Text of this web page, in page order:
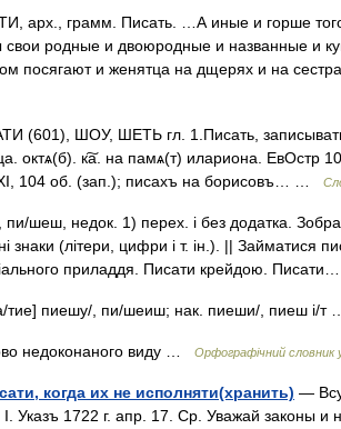
арх., грамм. Писать. …А иные и горше
свои родные и двоюродные и названные и
посягают и женятца на дщерях и на
(601), ШОУ, ШЕТЬ гл. 1.Писать,
октѧ(б). к͠а. на памѧ(т) илариона. ЕвОстр
104 об. (зап.); писахъ на борисовъ… …
шеш, недок. 1) перех. і без додатка.
знаки (літери, цифри і т. ін.). || Займатися
приладдя. Писати крейдою.
тие] пиешу/, пи/шеиш; нак. пиеши/, пиеш і/т
недоконаного виду … Орфографічний словник
когда их не исполняти(хранить) —
Указъ 1722 г. апр. 17. Ср. Уважай законы